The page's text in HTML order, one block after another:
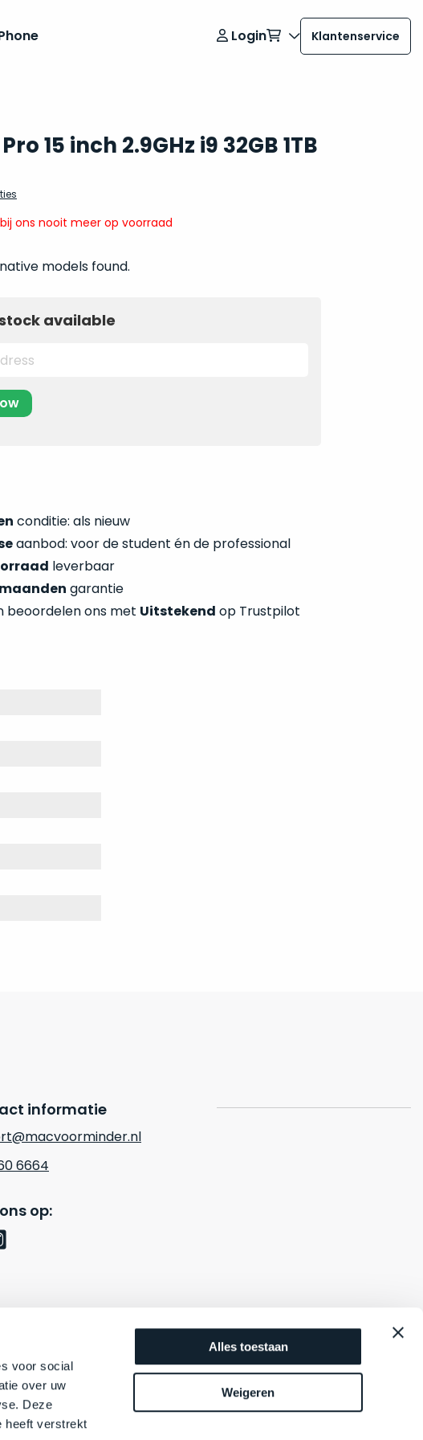
voor social
over uw
Deze
heeft verstrekt
Alles toestaan
Weigeren
Login Klantenservice
15 inch 2.9GHz i9 32GB 1TB
ons nooit meer op voorraad
models found.
available
conditie: als nieuw
aanbod: voor de student én de professional
leverbaar
garantie
beoordelen ons met Uitstekend op Trustpilot
informatie
6664
op: